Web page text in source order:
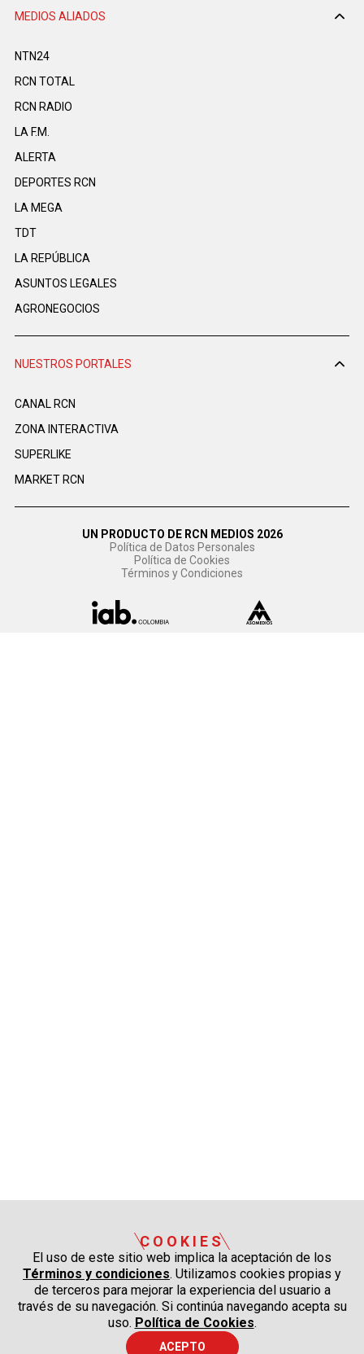
MEDIOS ALIADOS
NTN24
RCN TOTAL
RCN RADIO
LA F.M.
ALERTA
DEPORTES RCN
LA MEGA
TDT
LA REPÚBLICA
ASUNTOS LEGALES
AGRONEGOCIOS
NUESTROS PORTALES
CANAL RCN
ZONA INTERACTIVA
SUPERLIKE
MARKET RCN
UN PRODUCTO DE RCN MEDIOS 2026
Política de Datos Personales
Política de Cookies
Términos y Condiciones
COOKIES
El uso de este sitio web implica la aceptación de los
Términos y condiciones. Utilizamos cookies propias y
de terceros para mejorar la experiencia del usuario a
través de su navegación. Si continúa navegando acepta su
uso. Política de Cookies.
ACEPTO